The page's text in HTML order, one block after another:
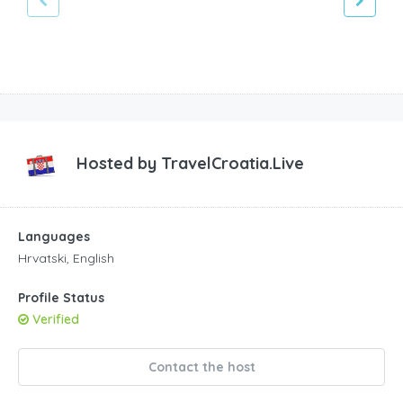
Hosted by TravelCroatia.Live
Languages
Hrvatski, English
Profile Status
Verified
Contact the host